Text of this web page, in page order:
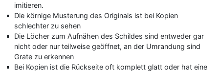
imitieren.
Die körnige Musterung des Originals ist bei Kopien
schlechter zu sehen
Die Löcher zum Aufnähen des Schildes sind entweder gar
nicht oder nur teilweise geöffnet, an der Umrandung sind
Grate zu erkennen
Bei Kopien ist die Rückseite oft komplett glatt oder hat eine